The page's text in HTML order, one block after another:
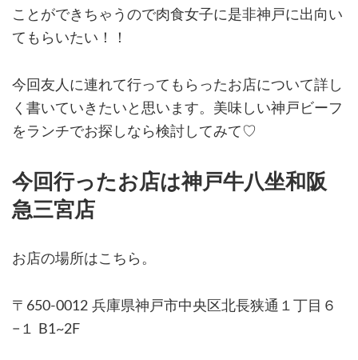
ことができちゃうので肉食女子に是非神戸に出向い
てもらいたい！！
今回友人に連れて行ってもらったお店について詳し
く書いていきたいと思います。美味しい神戸ビーフ
をランチでお探しなら検討してみて♡
今回行ったお店は神戸牛八坐和阪
急三宮店
お店の場所はこちら。
〒650-0012 兵庫県神戸市中央区北長狭通１丁目６
−１ B1~2F